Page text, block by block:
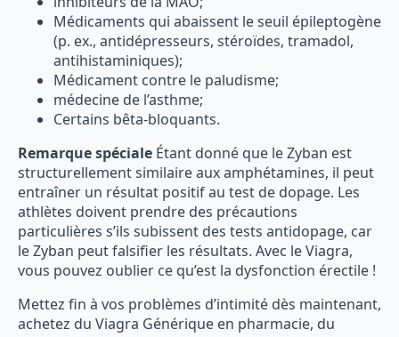
Médicaments qui abaissent le seuil épileptogène
(p. ex., antidépresseurs, stéroïdes, tramadol,
antihistaminiques);
Médicament contre le paludisme;
médecine de l’asthme;
Certains bêta-bloquants.
Remarque spéciale Étant donné que le Zyban est
structurellement similaire aux amphétamines, il peut
entraîner un résultat positif au test de dopage. Les
athlètes doivent prendre des précautions
particulières s’ils subissent des tests antidopage, car
le Zyban peut falsifier les résultats. Avec le Viagra,
vous pouvez oublier ce qu’est la dysfonction érectile !
Mettez fin à vos problèmes d’intimité dès maintenant,
achetez du Viagra Générique en pharmacie, du